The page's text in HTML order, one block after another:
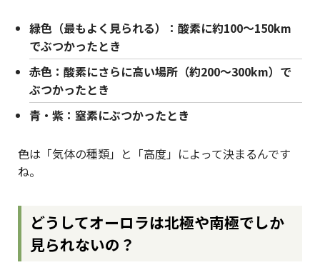
緑色（最もよく見られる）：酸素に約100〜150km
でぶつかったとき
赤色：酸素にさらに高い場所（約200〜300km）で
ぶつかったとき
青・紫：窒素にぶつかったとき
色は「気体の種類」と「高度」によって決まるんです
ね。
どうしてオーロラは北極や南極でしか
見られないの？